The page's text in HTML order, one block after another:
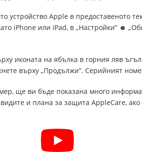
устройство Apple в предоставеното
iPhone или iPad, в „Настройки“ ☻
иконата на ябълка в горния ляв
върху „Продължи“. Серийният
ще ви бъде показана много
и плана за защита AppleCare, ако